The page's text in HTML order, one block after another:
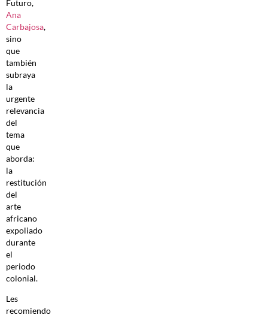
Futuro,
Ana
Carbajosa,
sino
que
también
subraya
la
urgente
relevancia
del
tema
que
aborda:
la
restitución
del
arte
africano
expoliado
durante
el
periodo
colonial.
Les
recomiendo